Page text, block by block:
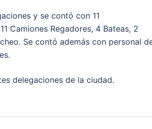
y se contó con 11
Camiones Regadores, 4 Bateas, 2
Se contó además con personal
delegaciones de la ciudad.